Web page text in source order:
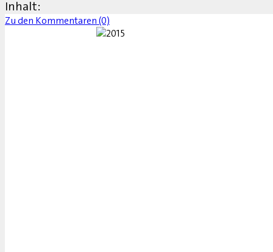
Inhalt:
Zu den Kommentaren (0)